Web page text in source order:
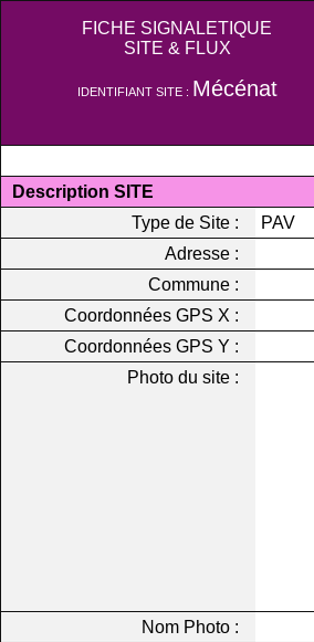
FICHE SIGNALETIQUE
SITE & FLUX
IDENTIFIANT SITE : Mécénat
Description SITE
Type de Site :
PAV
Adresse :
Commune :
Coordonnées GPS X :
Coordonnées GPS Y :
Photo du site :
Nom Photo :